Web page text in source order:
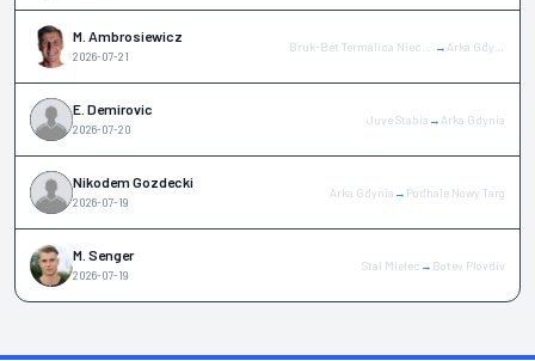
M. Ambrosiewicz
2026-07-21
→
E. Demirovic
2026-07-20
Juve Stabia → Arka Gdynia
Nikodem Gozdecki
2026-07-19
Arka Gdynia → Podhale Nowy Targ
M. Senger
2026-07-19
Stal Mielec → Botev Plovdiv